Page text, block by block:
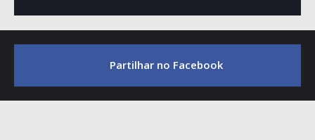
Partilhar no Facebook